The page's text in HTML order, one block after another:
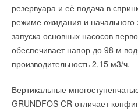
резервуара и её подача в
режиме ожидания и
запуска основных насосов
обеспечивает напор до 98 м
производительность 2,15 м3/ч.
Вертикальные
GRUNDFOS CR отличает